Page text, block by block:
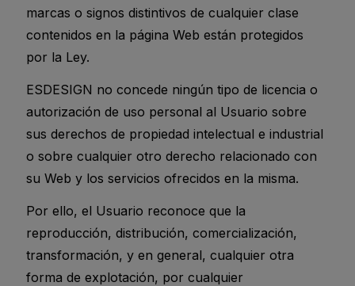
marcas o signos distintivos de cualquier clase
contenidos en la página Web están protegidos
por la Ley.
ESDESIGN no concede ningún tipo de licencia o
autorización de uso personal al Usuario sobre
sus derechos de propiedad intelectual e industrial
o sobre cualquier otro derecho relacionado con
su Web y los servicios ofrecidos en la misma.
Por ello, el Usuario reconoce que la
reproducción, distribución, comercialización,
transformación, y en general, cualquier otra
forma de explotación, por cualquier